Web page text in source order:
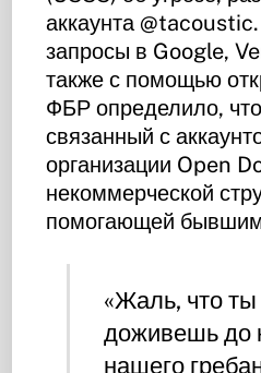
аккаунта
запросы в Google,
также с помощью
ФБР определило,
связанный с
организации Open
некоммерческой
помогающей
«Жаль, что ты
доживешь до
нашего